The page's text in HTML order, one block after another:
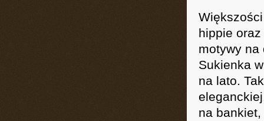
hippie
motywy na
Sukienka
na lato.
na